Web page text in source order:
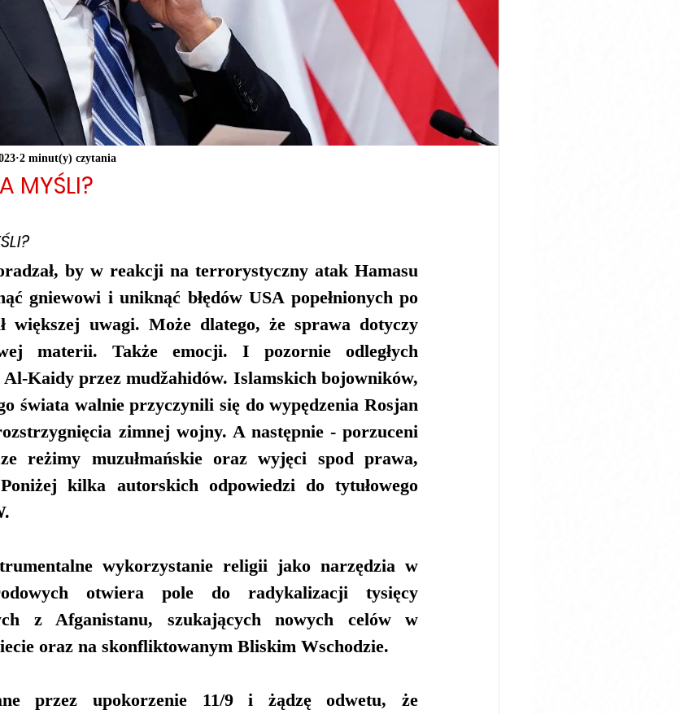
MYŚLI?
2 minut(y) czytania
by w reakcji na terrorystyczny atak Hamasu
gniewowi i uniknąć błędów USA popełnionych po
większej uwagi. Może dlatego, że sprawa dotyczy
materii. Także emocji. I pozornie odległych
Kaidy przez mudžahidów. Islamskich bojowników,
świata walnie przyczynili się do wypędzenia Rosjan
zimnej wojny. A następnie - porzuceni
reżimy muzułmańskie oraz wyjęci spod prawa,
kilka autorskich odpowiedzi do tytułowego
wykorzystanie religii jako narzędzia w
otwiera pole do radykalizacji tysięcy
z Afganistanu, szukających nowych celów w
oraz na skonfliktowanym Bliskim Wschodzie.
przez upokorzenie 11/9 i żądzę odwetu, że